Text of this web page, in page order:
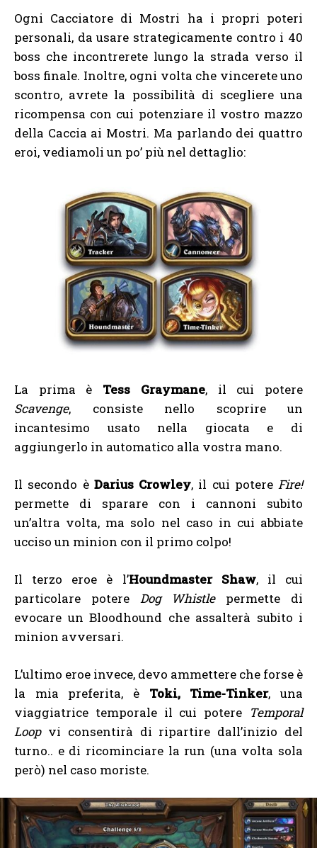
Ogni Cacciatore di Mostri ha i propri poteri
personali, da usare strategicamente contro i 40
boss che incontrerete lungo la strada verso il
boss finale. Inoltre, ogni volta che vincerete uno
scontro, avrete la possibilità di scegliere una
ricompensa con cui potenziare il vostro mazzo
della Caccia ai Mostri. Ma parlando dei quattro
eroi, vediamoli un po’ più nel dettaglio:
La prima è Tess Graymane, il cui potere
Scavenge, consiste nello scoprire un
incantesimo usato nella giocata e di
aggiungerlo in automatico alla vostra mano.
Il secondo è Darius Crowley, il cui potere Fire!
permette di sparare con i cannoni subito
un’altra volta, ma solo nel caso in cui abbiate
ucciso un minion con il primo colpo!
Il terzo eroe è l’Houndmaster Shaw, il cui
particolare potere Dog Whistlepermette di
evocare un Bloodhound che assalterà subito i
minion avversari.
L’ultimo eroe invece, devo ammettere che forse è
la mia preferita, è Toki, Time-Tinker, una
viaggiatrice temporale il cui potere Temporal
Loopvi consentirà di ripartire dall’inizio del
turno.. e di ricominciare la run (una volta sola
però) nel caso moriste.